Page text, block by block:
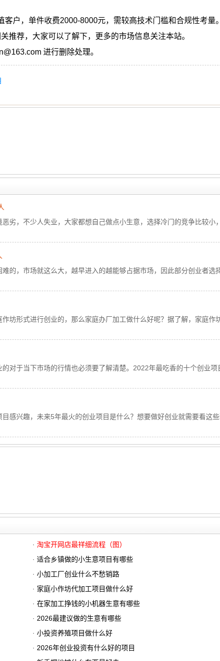
，单件收费2000-8000元，需较高技术门槛和合规性考量
，大家可以了解下，更多的市场信息关注本站。
进行删除处理。
劣，不少人失业，大家都想自己做点小生意，选择冷门的竞争比较小
的，市场就这么大，越早进入的越能够占据市场，因此部分创业者选
坊形式进行创业的，那么家庭办厂加工做什么好呢？据了解，家庭作
对于当下市场的行情也必须要了解清楚。2022年最吃香的十个创业项
感兴趣，未来5年最火的创业项目是什么？想要做好创业就需要看这
· 淘宝开网店最祥细流程（图）
· 适合乡镇做的小生意项目有哪些
· 小加工厂创业什么不愁销路
· 家庭小作坊代加工项目做什么好
· 在家加工挣钱的小机器生意有哪些
· 2026最建议做的生意有哪些
· 小投资养殖项目做什么好
· 2026年创业投资有什么好的项目